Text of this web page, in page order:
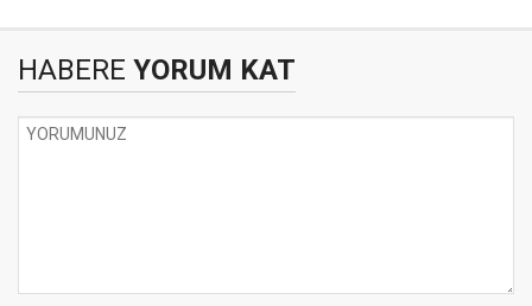
HABERE YORUM KAT